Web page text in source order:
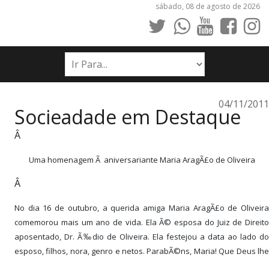
sábado, 08 de agosto de 2026
INÍCIO
NOTÍCIAS
PUBLICAÇÕES LEGAIS
04/11/2011
Socieadade em Destaque
Â
Uma homenagem Ã aniversariante Maria AragÃ£o de Oliveira
Â
No dia 16 de outubro, a querida amiga Maria AragÃ£o de Oliveira
comemorou mais um ano de vida. Ela Ã© esposa do Juiz de Direito
aposentado, Dr. Ã‰dio de Oliveira. Ela festejou a data ao lado do
esposo, filhos, nora, genro e netos. ParabÃ©ns, Maria! Que Deus lhe